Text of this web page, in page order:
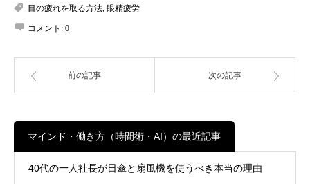
目の疲れを取る方法, 眼精疲労
コメント: 0
前の記事 次の記事
マインド・働き方（時間術・AI）の最近記事
40代の一人社長が日傘と扇風機を使うべき本当の理由